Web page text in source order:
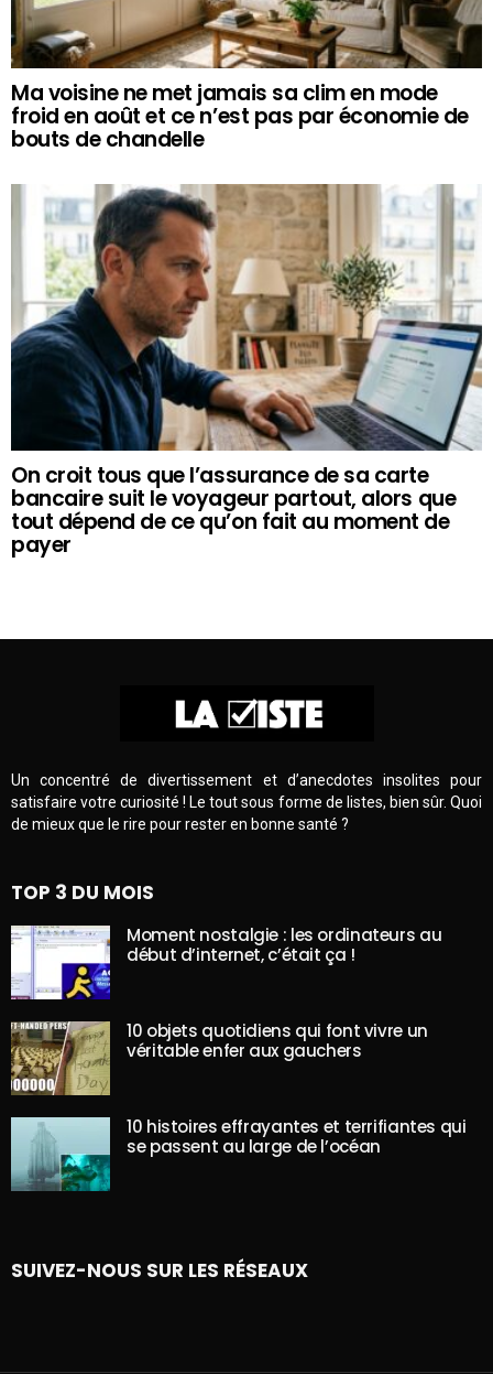
Ma voisine ne met jamais sa clim en mode
froid en août et ce n’est pas par économie de
bouts de chandelle
On croit tous que l’assurance de sa carte
bancaire suit le voyageur partout, alors que
tout dépend de ce qu’on fait au moment de
payer
Un concentré de divertissement et d’anecdotes insolites pour
satisfaire votre curiosité ! Le tout sous forme de listes, bien sûr. Quoi
de mieux que le rire pour rester en bonne santé ?
TOP 3 DU MOIS
Moment nostalgie : les ordinateurs au
début d’internet, c’était ça !
10 objets quotidiens qui font vivre un
véritable enfer aux gauchers
10 histoires effrayantes et terrifiantes qui
se passent au large de l’océan
SUIVEZ-NOUS SUR LES RÉSEAUX